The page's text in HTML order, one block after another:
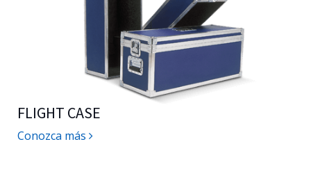
FLIGHT CASE
Conozca más